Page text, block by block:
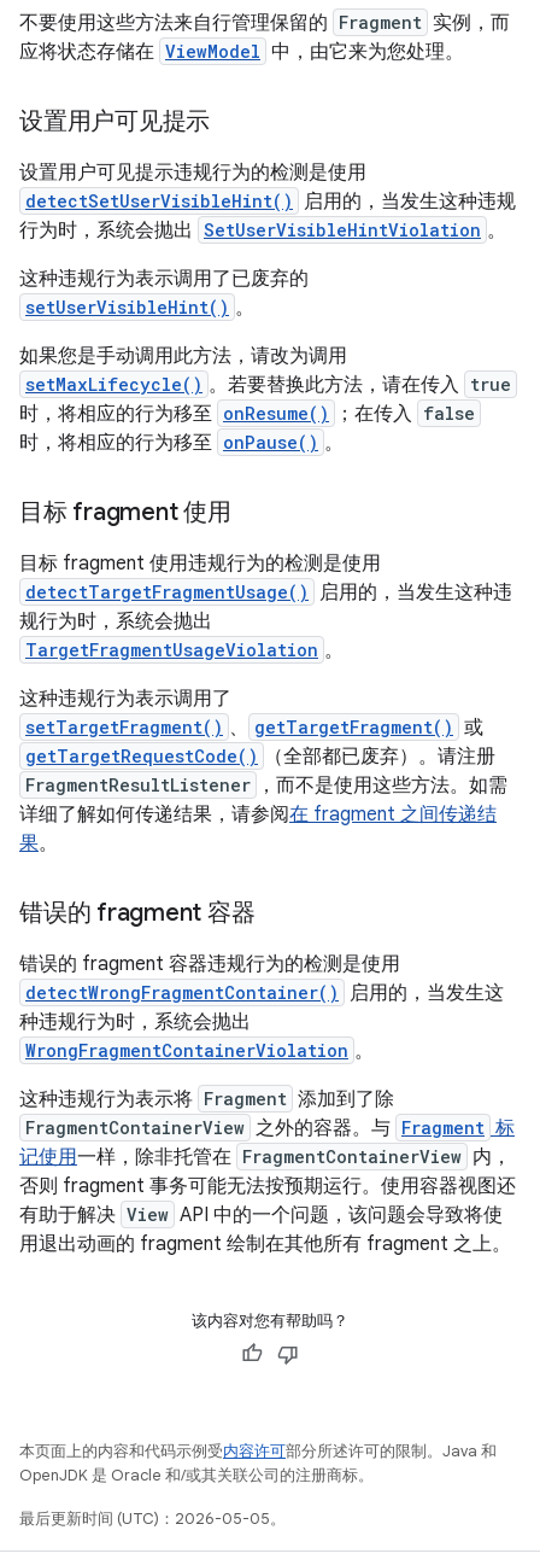
不要使用这些方法来自行管理保留的 Fragment 实例，而
应将状态存储在 ViewModel 中，由它来为您处理。
设置用户可见提示
设置用户可见提示违规行为的检测是使用
detectSetUserVisibleHint()
启用的，当发生这种违规
行为时，系统会抛出 SetUserVisibleHintViolation 。
这种违规行为表示调用了已废弃的
setUserVisibleHint() 。
如果您是手动调用此方法，请改为调用
setMaxLifecycle() 。若要替换此方法，请在传入 true
时，将相应的行为移至 onResume() ；在传入 false
时，将相应的行为移至 onPause() 。
目标 fragment 使用
目标 fragment 使用违规行为的检测是使用
detectTargetFragmentUsage()
启用的，当发生这种违
规行为时，系统会抛出
TargetFragmentUsageViolation 。
这种违规行为表示调用了
setTargetFragment() 、 getTargetFragment() 或
getTargetRequestCode() （全部都已废弃）。请注册
FragmentResultListener
，而不是使用这些方法。如需
详细了解如何传递结果，请参阅在 fragment 之间传递结
果。
错误的 fragment 容器
错误的 fragment 容器违规行为的检测是使用
detectWrongFragmentContainer()
启用的，当发生这
种违规行为时，系统会抛出
WrongFragmentContainerViolation 。
这种违规行为表示将 Fragment 添加到了除
FragmentContainerView 之外的容器。与 Fragment 标
记使用一样，除非托管在 FragmentContainerView 内，
否则 fragment 事务可能无法按预期运行。使用容器视图还
有助于解决 View API 中的一个问题，该问题会导致将使
用退出动画的 fragment 绘制在其他所有 fragment 之上。
该内容对您有帮助吗？
本页面上的内容和代码示例受内容许可部分所述许可的限制。Java 和
OpenJDK 是 Oracle 和/或其关联公司的注册商标。
最后更新时间 (UTC)：2026-05-05。